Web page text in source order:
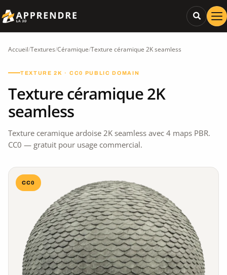
Accueil/Textures/Céramique/Texture céramique 2K seamless
TEXTURE 2K · CC0 PUBLIC DOMAIN
Texture céramique 2K
seamless
Texture ceramique ardoise 2K seamless avec 4 maps PBR.
CC0 — gratuit pour usage commercial.
CC0